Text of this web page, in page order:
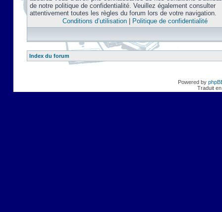
de notre politique de confidentialité. Veuillez également consulter
attentivement toutes les règles du forum lors de votre navigation.
Conditions d’utilisation| Politique de confidentialité
Index du forum
Powered by
Traduit